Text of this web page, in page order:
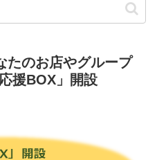
たのお店やグループ
援BOX」開設